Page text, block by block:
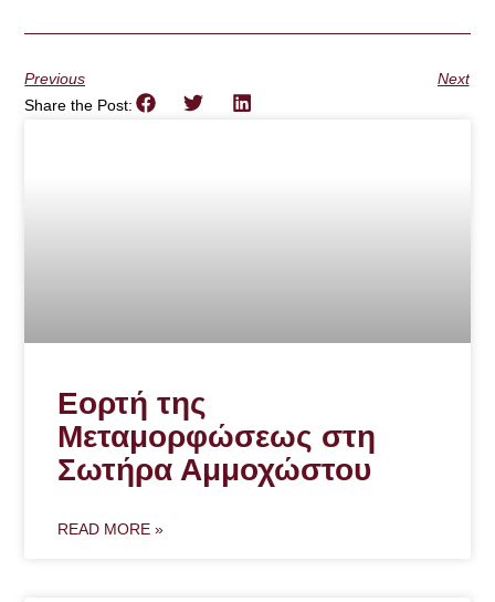
Previous
Next
Share the Post:
Εορτή της
Μεταμορφώσεως στη
Σωτήρα Αμμοχώστου
READ MORE »